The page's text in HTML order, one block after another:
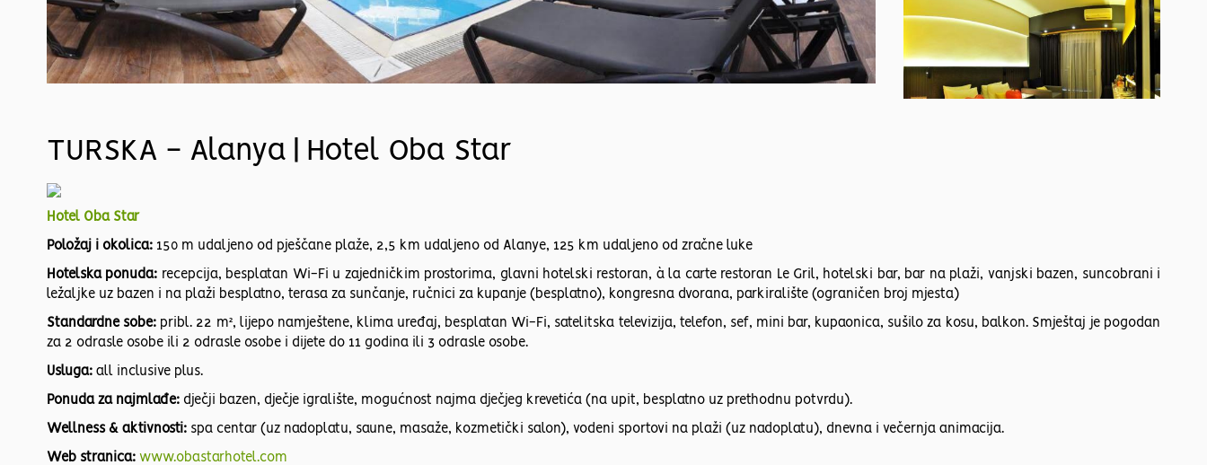
TURSKA - Alanya | Hotel Oba Star
Hotel Oba Star
Položaj i okolica: 150 m udaljeno od pješčane plaže, 2,5 km udaljeno od Alanye, 125 km udaljeno od zračne luke
Hotelska ponuda: recepcija, besplatan Wi-Fi u zajedničkim prostorima, glavni hotelski restoran, à la carte restoran Le Gril, hotelski bar, bar na plaži, vanjski bazen, suncobrani i
ležaljke uz bazen i na plaži besplatno, terasa za sunčanje, ručnici za kupanje (besplatno), kongresna dvorana, parkiralište (ograničen broj mjesta)
Standardne sobe: pribl. 22 m², lijepo namještene, klima uređaj, besplatan Wi-Fi, satelitska televizija, telefon, sef, mini bar, kupaonica, sušilo za kosu, balkon. Smještaj je pogodan
za 2 odrasle osobe ili 2 odrasle osobe i dijete do 11 godina ili 3 odrasle osobe.
Usluga: all inclusive plus.
Ponuda za najmlađe: dječji bazen, dječje igralište, mogućnost najma dječjeg krevetića (na upit, besplatno uz prethodnu potvrdu).
Wellness & aktivnosti: spa centar (uz nadoplatu, saune, masaže, kozmetički salon), vodeni sportovi na plaži (uz nadoplatu), dnevna i večernja animacija.
Web stranica: www.obastarhotel.com